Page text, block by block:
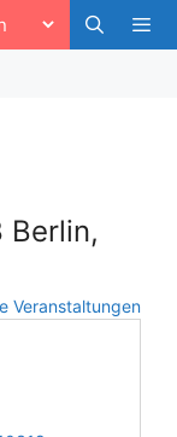
Berlin,
Veranstaltungen